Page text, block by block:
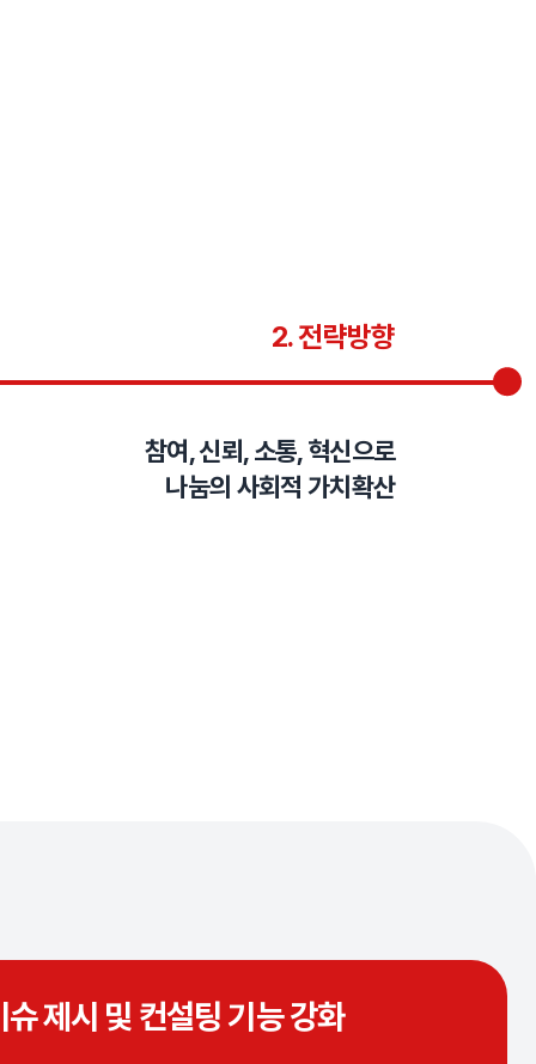
2. 전략방향
참여, 신뢰, 소통, 혁신으로
나눔의 사회적 가치확산
제시 및 컨설팅 기능 강화